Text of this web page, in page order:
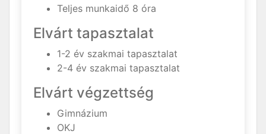
Teljes munkaidő 8 óra
Elvárt tapasztalat
1-2 év szakmai tapasztalat
2-4 év szakmai tapasztalat
Elvárt végzettség
Gimnázium
OKJ